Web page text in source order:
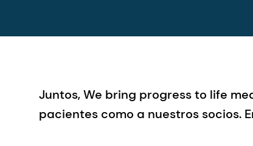
Juntos, We bring progress to life
pacientes como a nuestros socios.